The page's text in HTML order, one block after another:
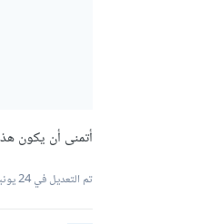
أتمنى أن يكون
تم التعديل في24 يونيو 2015